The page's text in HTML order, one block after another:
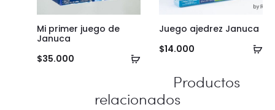
Añadir
carrito
Mi primer juego de
Januca
$35.000
Juego ajedrez Januca
$14.000
Productos
relacionados